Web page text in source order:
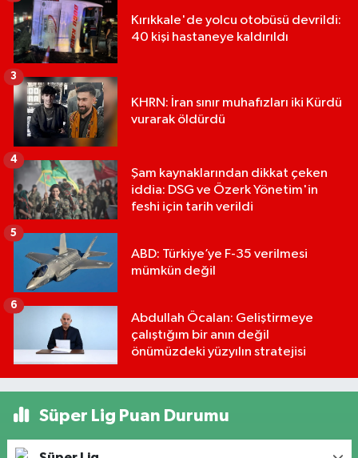
Kırıkkale'de yolcu otobüsü devrildi:
40 kişi hastaneye kaldırıldı
KHRN: İran sınır muhafızları iki Kürdü
vurarak öldürdü
3
Şam kaynaklarından dikkat çeken
iddia: DSG ve Özerk Yönetim'in
feshi için tarih verildi
4
ABD: Türkiye’ye F-35 verilmesi
mümkün değil
5
Abdullah Öcalan: Geliştirmeye
çalıştığım bir anın değil
önümüzdeki yüzyılın stratejisi
6
Süper Lig Puan Durumu